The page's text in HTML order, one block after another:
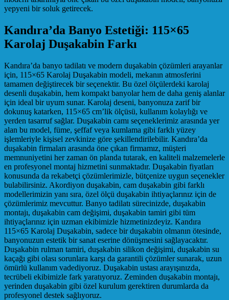
yepyeni bir soluk getirecek.
Kandıra’da Banyo Estetiği: 115×65
Karolaj Duşakabin Farkı
Kandıra’da banyo tadilatı ve modern duşakabin çözümleri arayanlar
için, 115×65 Karolaj Duşakabin modeli, mekanın atmosferini
tamamen değiştirecek bir seçenektir. Bu özel ölçülerdeki karolaj
desenli duşakabin, hem kompakt banyolar hem de daha geniş alanlar
için ideal bir uyum sunar. Karolaj deseni, banyonuza zarif bir
dokunuş katarken, 115×65 cm’lik ölçüsü, kullanım kolaylığı ve
yerden tasarruf sağlar. Duşakabin camı seçeneklerimiz arasında yer
alan bu model, füme, şeffaf veya kumlama gibi farklı yüzey
işlemleriyle kişisel zevkinize göre şekillendirilebilir. Kandıra’da
duşakabin firmaları arasında öne çıkan firmamız, müşteri
memnuniyetini her zaman ön planda tutarak, en kaliteli malzemelerle
en profesyonel montaj hizmetini sunmaktadır. Duşakabin fiyatları
konusunda da rekabetçi çözümlerimizle, bütçenize uygun seçenekler
bulabilirsiniz. Akordiyon duşakabin, cam duşakabin gibi farklı
modellerimizin yanı sıra, özel ölçü duşakabin ihtiyaçlarınız için de
çözümlerimiz mevcuttur. Banyo tadilatı sürecinizde, duşakabin
montajı, duşakabin cam değişimi, duşakabin tamiri gibi tüm
ihtiyaçlarınız için uzman ekibimizle hizmetinizdeyiz. Kandıra
115×65 Karolaj Duşakabin, sadece bir duşakabin olmanın ötesinde,
banyonuzun estetik bir sanat eserine dönüşmesini sağlayacaktır.
Duşakabin rulman tamiri, duşakabin silikon değişimi, duşakabin su
kaçağı gibi olası sorunlara karşı da garantili çözümler sunarak, uzun
ömürlü kullanım vadediyoruz. Duşakabin ustası arayışınızda,
tecrübeli ekibimizle fark yaratıyoruz. Zeminden duşakabin montajı,
yerinden duşakabin gibi özel kurulum gerektiren durumlarda da
profesyonel destek sağlıyoruz.